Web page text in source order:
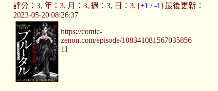
評分：3, 年：3, 月：3, 週：3, 日：3, [+1 /-1] 最後更新：
2023-05-20 08:26:37
https://comic-
zenon.com/episode/108341081567035856
11